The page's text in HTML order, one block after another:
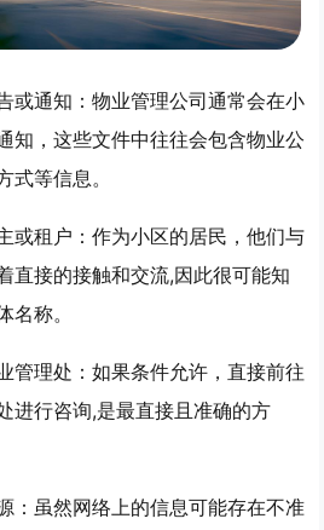
或通知 ：物业管理公司通常会在小
知，这些文件中往往会包含物业公
式等信息。
或租户 ：作为小区的居民，他们与
直接的接触和交流,因此很可能知
名称。
管理处 ：如果条件允许，直接前往
进行咨询,是最直接且准确的方
：虽然网络上的信息可能存在不准